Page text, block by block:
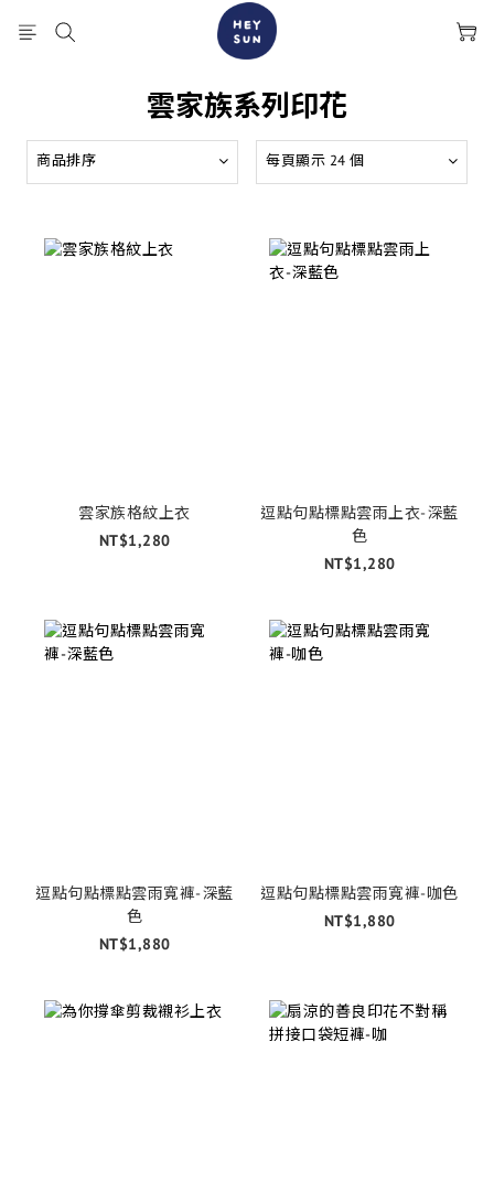
雲家族系列印花
商品排序 每頁顯示 24 個
雲家族格紋上衣
NT$1,280
逗點句點標點雲雨上衣-深藍
色
NT$1,280
逗點句點標點雲雨寬褲-深藍
色
NT$1,880
逗點句點標點雲雨寬褲-咖色
NT$1,880